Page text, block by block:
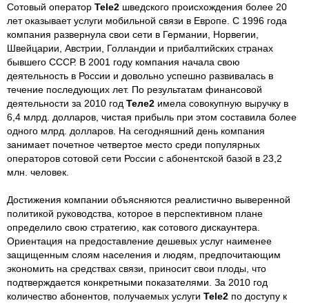
Сотовый оператор Tele2 шведского происхождения более 20
лет оказывает услуги мобильной связи в Европе. С 1996 года
компания развернула свои сети в Германии, Норвегии,
Швейцарии, Австрии, Голландии и прибалтийских странах
бывшего СССР. В 2001 году компания начала свою
деятельность в России и довольно успешно развивалась в
течение последующих лет. По результатам финансовой
деятельности за 2010 год Теле2 имела совокупную выручку в
6,4 млрд. долларов, чистая прибыль при этом составила более
одного млрд. долларов. На сегодняшний день компания
занимает почетное четвертое место среди популярных
операторов сотовой сети России с абонентской базой в 23,2
млн. человек.
Достижения компании объясняются реалистично выверенной
политикой руководства, которое в перспективном плане
определило свою стратегию, как сотового дискаунтера.
Ориентация на предоставление дешевых услуг наименее
защищенным слоям населения и людям, предпочитающим
экономить на средствах связи, приносит свои плоды, что
подтверждается конкретными показателями. За 2010 год
количество абонентов, получаемых услуги Tele2 по доступу к